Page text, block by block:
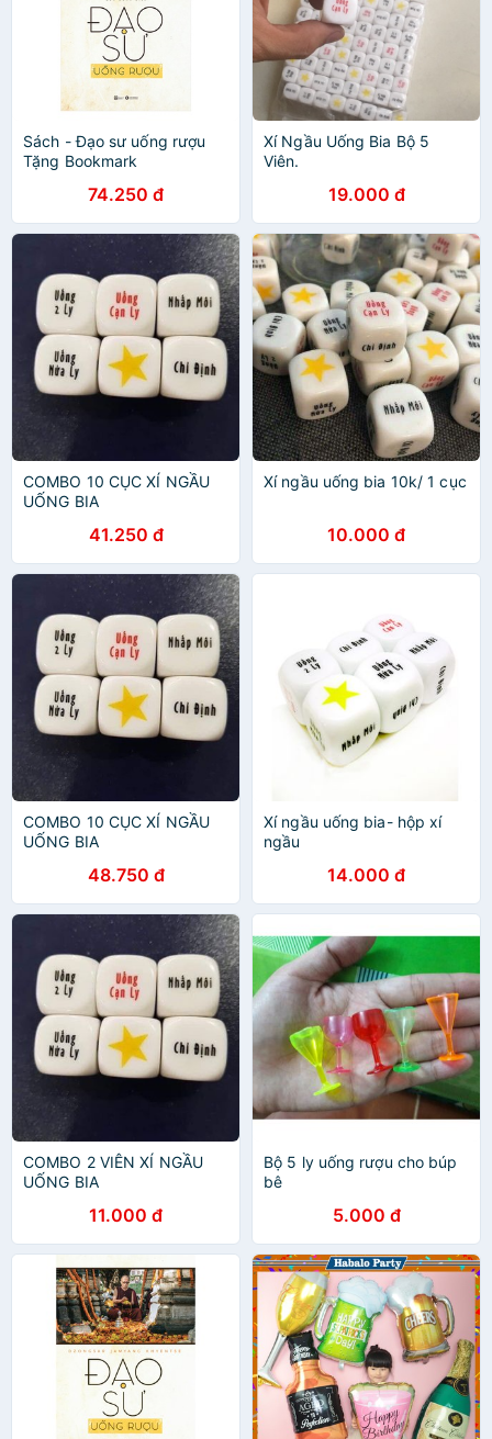
Sách - Đạo sư uống rượu
Tặng Bookmark
74.250 đ
Xí Ngầu Uống Bia Bộ 5
Viên.
19.000 đ
COMBO 10 CỤC XÍ NGẦU
UỐNG BIA
41.250 đ
Xí ngầu uống bia 10k/ 1 cục
10.000 đ
COMBO 10 CỤC XÍ NGẦU
UỐNG BIA
48.750 đ
Xí ngầu uống bia- hộp xí
ngầu
14.000 đ
COMBO 2 VIÊN XÍ NGẦU
UỐNG BIA
11.000 đ
Bộ 5 ly uống rượu cho búp
bê
5.000 đ